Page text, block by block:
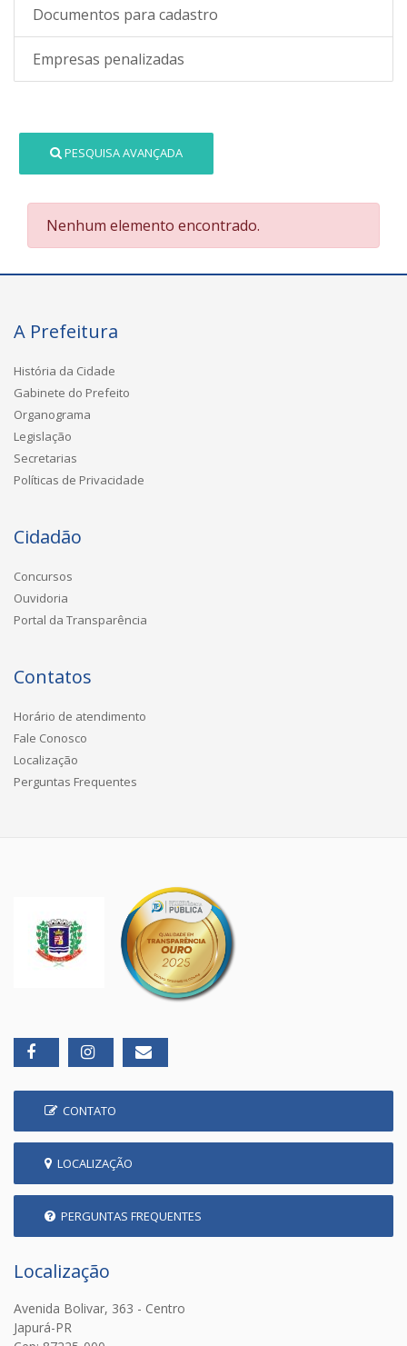
Documentos para cadastro
Empresas penalizadas
PESQUISA AVANÇADA
Nenhum elemento encontrado.
A Prefeitura
História da Cidade
Gabinete do Prefeito
Organograma
Legislação
Secretarias
Políticas de Privacidade
Cidadão
Concursos
Ouvidoria
Portal da Transparência
Contatos
Horário de atendimento
Fale Conosco
Localização
Perguntas Frequentes
CONTATO
LOCALIZAÇÃO
PERGUNTAS FREQUENTES
Localização
Avenida Bolivar, 363 - Centro
Japurá-PR